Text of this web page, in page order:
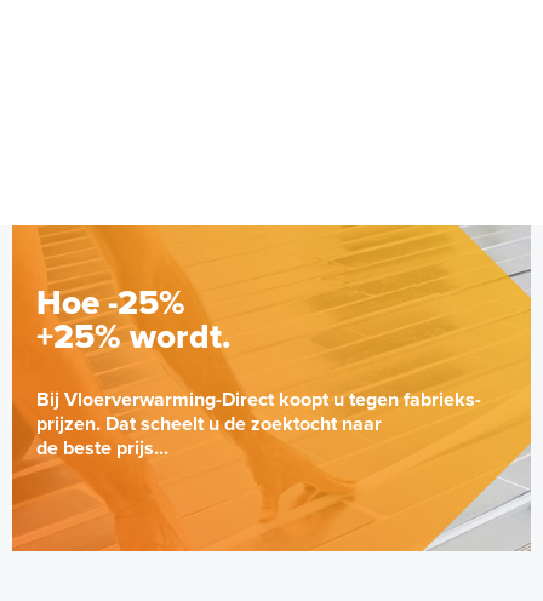
Hoe -25%
+25% wordt.
Bij Vloerverwarming-Direct koopt u tegen fabrieks-
prijzen. Dat scheelt u de zoektocht naar
de beste prijs...